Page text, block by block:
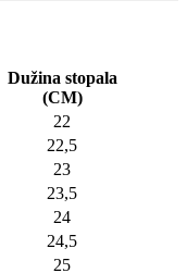
Dužina stopala
(CM)
22
22,5
23
23,5
24
24,5
25